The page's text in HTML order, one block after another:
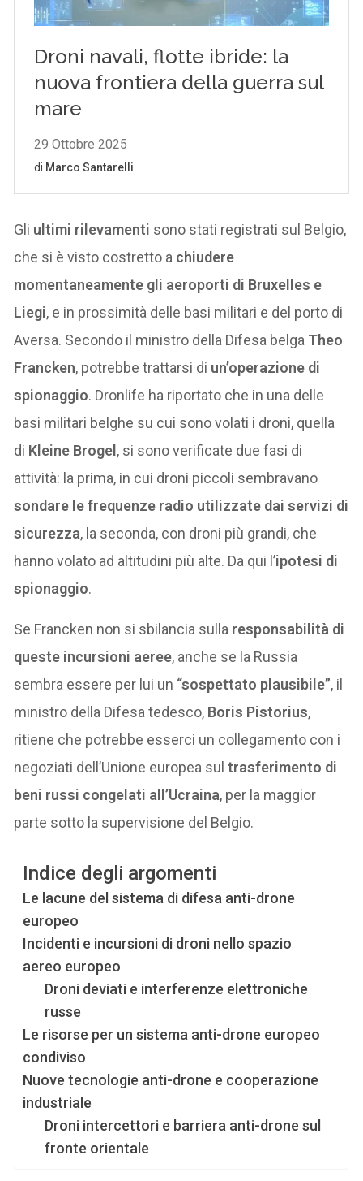
Gli ultimi rilevamenti sono stati registrati sul Belgio,
che si è visto costretto a chiudere
momentaneamente gli aeroporti di Bruxelles e
Liegi, e in prossimità delle basi militari e del porto di
Aversa. Secondo il ministro della Difesa belga Theo
Francken, potrebbe trattarsi di un’operazione di
spionaggio. Dronlife ha riportato che in una delle
basi militari belghe su cui sono volati i droni, quella
di Kleine Brogel, si sono verificate due fasi di
attività: la prima, in cui droni piccoli sembravano
sondare le frequenze radio utilizzate dai servizi di
sicurezza, la seconda, con droni più grandi, che
hanno volato ad altitudini più alte. Da qui l’ipotesi di
spionaggio.
Se Francken non si sbilancia sulla responsabilità di
queste incursioni aeree, anche se la Russia
sembra essere per lui un “sospettato plausibile”, il
ministro della Difesa tedesco, Boris Pistorius,
ritiene che potrebbe esserci un collegamento con i
negoziati dell’Unione europea sultrasferimento di
beni russi congelati all’Ucraina, per la maggior
parte sotto la supervisione del Belgio.
Indice degli argomenti
Le lacune del sistema di difesa anti-drone
europeo
Incidenti e incursioni di droni nello spazio
aereo europeo
Droni deviati e interferenze elettroniche
russe
Le risorse per un sistema anti-drone europeo
condiviso
Nuove tecnologie anti-drone e cooperazione
industriale
Droni intercettori e barriera anti-drone sul
fronte orientale